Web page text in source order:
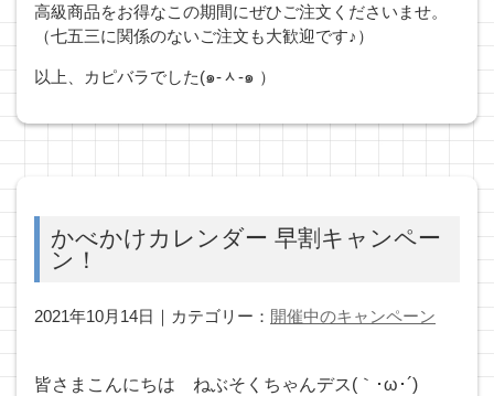
高級商品をお得なこの期間にぜひご注文くださいませ。
（七五三に関係のないご注文も大歓迎です♪）
以上、カピバラでした(๑-ᆺ-๑ ）
かべかけカレンダー 早割キャンペー
ン！
2021年10月14日｜カテゴリー： 開催中のキャンペーン
皆さまこんにちは ねぶそくちゃんデス(｀･ω･´)